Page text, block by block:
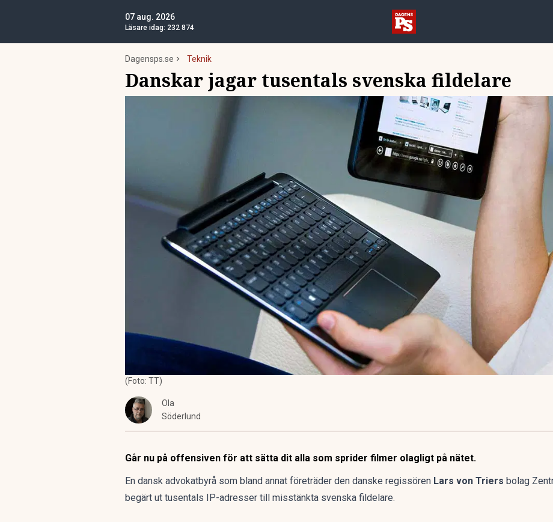
07 aug. 2026
Läsare idag: 232 874
Dagensps.se Teknik
Danskar jagar tusentals svenska fildelare
(Foto: TT)
Ola
Söderlund
Går nu på offensiven för att sätta dit alla som sprider filmer olagligt på nätet.
En dansk advokatbyrå som bland annat företräder den danske regissören Lars von Triers bolag
begärt ut tusentals IP-adresser till misstänkta svenska fildelare.